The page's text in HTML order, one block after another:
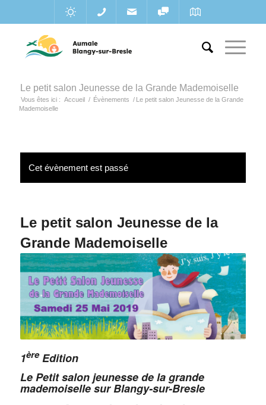
Le petit salon Jeunesse de la Grande Mademoiselle
Vous êtes ici : Accueil / Évènements / Le petit salon Jeunesse de la Grande
Mademoiselle
Cet évènement est passé
Le petit salon Jeunesse de la
Grande Mademoiselle
1èreEdition
Le Petit salon jeunesse de la grande
mademoiselle sur Blangy-sur-Bresle